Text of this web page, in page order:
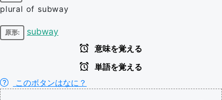
plural of subway
原形: subway
意味を覚える
単語を覚える
このボタンはなに？